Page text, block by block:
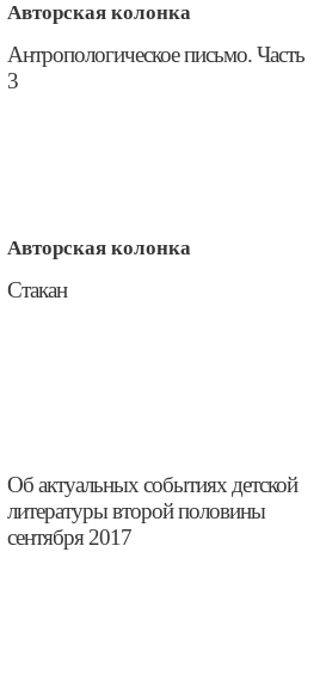
Авторская колонка
​Антропологическое письмо. Часть
3
Авторская колонка
​Стакан
​Об актуальных событиях детской
литературы второй половины
сентября 2017